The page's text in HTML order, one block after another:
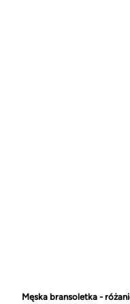
Męska bransoletka -